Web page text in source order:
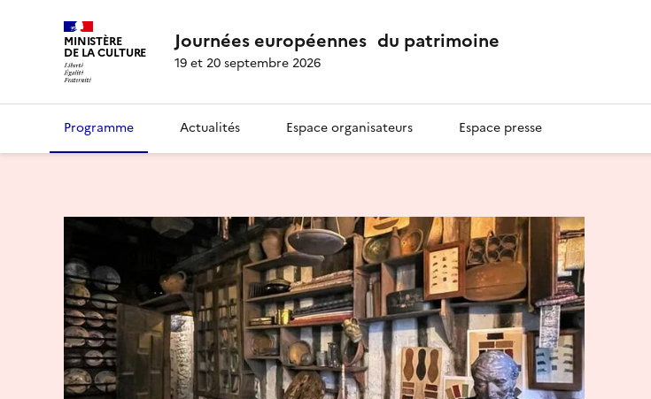
MINISTÈRE
DE LA CULTURE Journées européennes du patrimoine
19 et 20 septembre 2026
Programme Actualités Espace organisateurs Espace presse